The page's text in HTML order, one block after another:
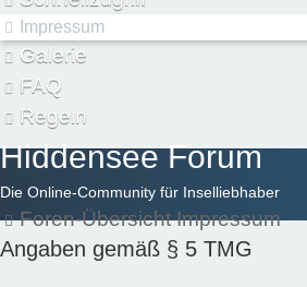
Impressum
Galerie
FAQ
Regeln
Hiddensee Forum
Die Online-Community für Inselliebhaber
Foren-Übersicht Impressum
Angaben gemäß § 5 TMG